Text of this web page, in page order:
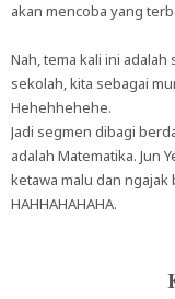
akan mencoba yang
Nah, tema kali ini adalah
sekolah, kita sebagai
Hehehhehehe.
Jadi segmen dibagi
adalah Matematika. Jun
ketawa malu dan ngajak
HAHHAHAHAHA.